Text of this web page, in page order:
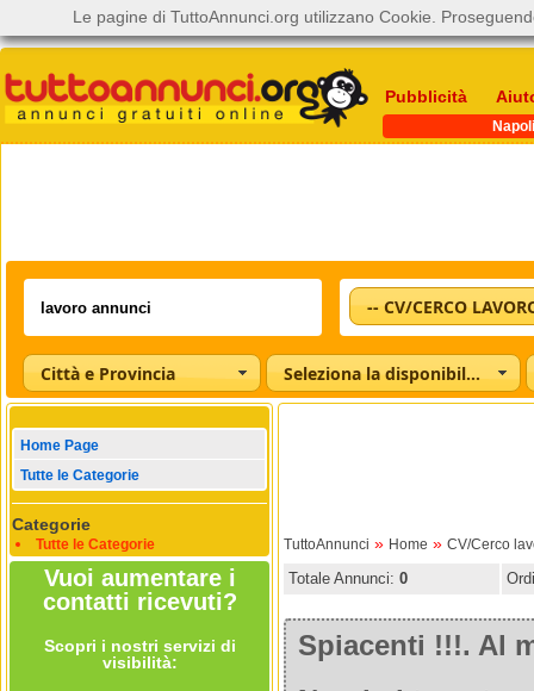
Pubblicità
Napoli
-- CV/CERCO
Città e Provincia Seleziona la disponibilità
Home Page
Tutte le Categorie
Categorie
Tutte le Categorie
Vuoi aumentare i
contatti ricevuti?
Scopri i nostri servizi di
visibilità:
TuttoAnnunci » Home » CV/Cerco
Totale Annunci: 0
Spiacenti !!!. Al
Le pagine di TuttoAnnunci.org utilizzano Cookie.